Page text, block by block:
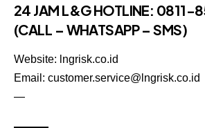
24 JAM L&G HOTLINE: 0811-
(CALL – WHATSAPP – SMS)
Website: lngrisk.co.id
Email: customer.service@lngrisk.co.id
—